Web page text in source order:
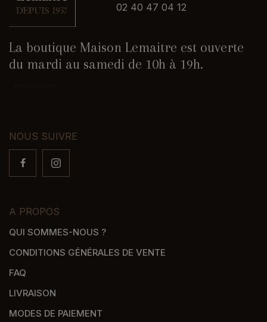
02 40 47 04 12
La boutique Maison Lemaitre est ouverte
du mardi au samedi de 10h à 19h.
NOUS SUIVRE
A PROPOS
QUI SOMMES-NOUS ?
CONDITIONS GÉNÉRALES DE VENTE
FAQ
LIVRAISON
MODES DE PAIEMENT